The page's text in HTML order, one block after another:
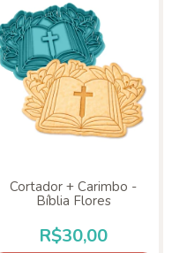
Cortador + Carimbo -
Bíblia Flores
R$30,00